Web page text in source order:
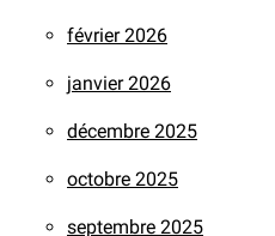
février 2026
janvier 2026
décembre 2025
octobre 2025
septembre 2025